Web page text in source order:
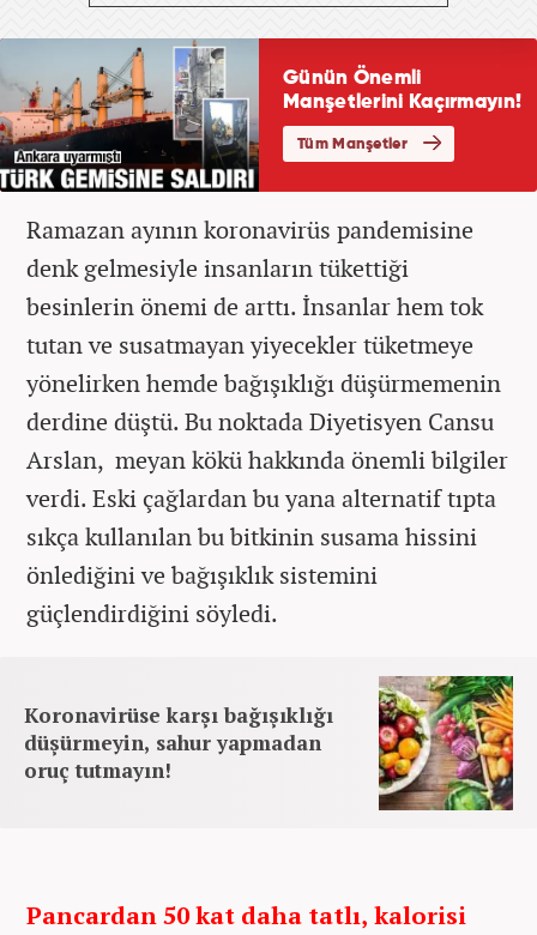
Ramazan ayının koronavirüs pandemisine
denk gelmesiyle insanların tükettiği
besinlerin önemi de arttı. İnsanlar hem tok
tutan ve susatmayan yiyecekler tüketmeye
yönelirken hemde bağışıklığı düşürmemenin
derdine düştü. Bu noktada Diyetisyen Cansu
Arslan, meyan kökü hakkında önemli bilgiler
verdi. Eski çağlardan bu yana alternatif tıpta
sıkça kullanılan bu bitkinin susama hissini
önlediğini ve bağışıklık sistemini
güçlendirdiğini söyledi.
Koronavirüse karşı bağışıklığı
düşürmeyin, sahur yapmadan
oruç tutmayın!
Pancardan 50 kat daha tatlı, kalorisi